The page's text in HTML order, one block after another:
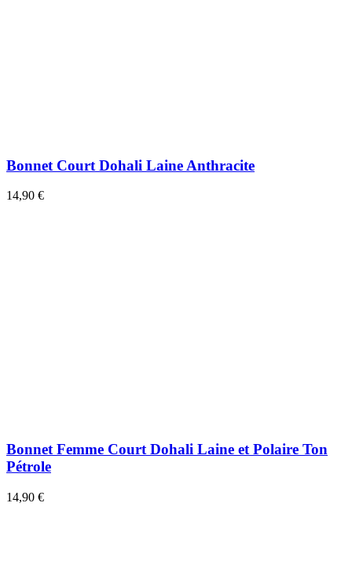
Bonnet Court Dohali Laine Anthracite
14,90 €
Bonnet Femme Court Dohali Laine et Polaire Ton
Pétrole
14,90 €